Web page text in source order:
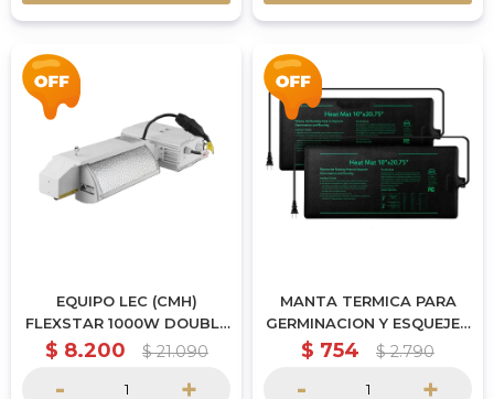
EQUIPO LEC (CMH)
FLEXSTAR 1000W DOUBLE
ENDED (Sin lampara)
$ 8.200 $ 21.090
- +
MANTA TERMICA PARA
GERMINACION Y ESQUEJES
105W | 122X53CM
$ 754 $ 2.790
- +